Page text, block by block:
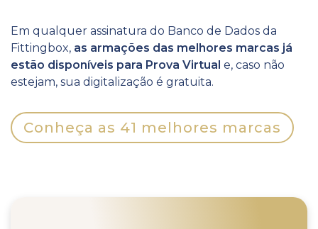
Em qualquer assinatura do Banco de Dados da
Fittingbox, as armações das melhores marcas já
estão disponíveis para Prova Virtual e, caso não
estejam, sua digitalização é gratuita.
Conheça as 41 melhores marcas